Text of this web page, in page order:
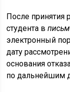
После принятия
студента в
электронный
дату
основания
по дальнейшим